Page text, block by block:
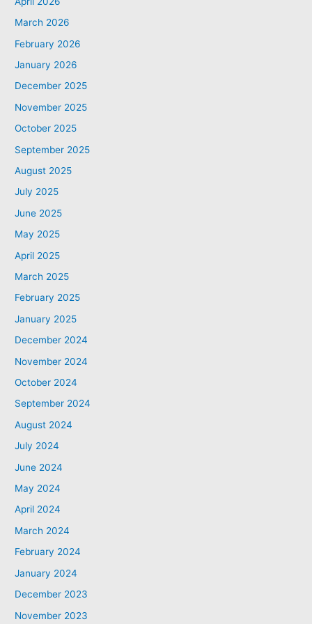
March 2026
February 2026
January 2026
December 2025
November 2025
October 2025
September 2025
August 2025
July 2025
June 2025
May 2025
April 2025
March 2025
February 2025
January 2025
December 2024
November 2024
October 2024
September 2024
August 2024
July 2024
June 2024
May 2024
April 2024
March 2024
February 2024
January 2024
December 2023
November 2023